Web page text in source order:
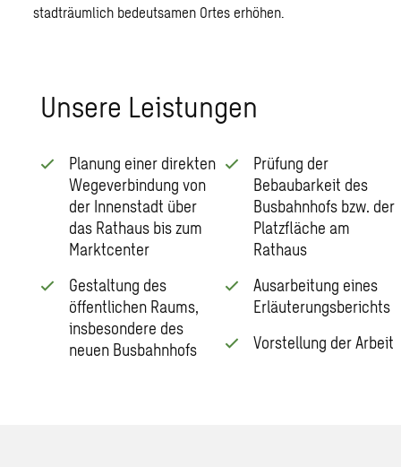
stadträumlich bedeutsamen Ortes erhöhen.
Un­se­re Leis­tun­gen
Planung einer direkten
Wegeverbindung von
der Innenstadt über
das Rathaus bis zum
Marktcenter
Gestaltung des
öffentlichen Raums,
insbesondere des
neuen Busbahnhofs
Prüfung der
Bebaubarkeit des
Busbahnhofs bzw. der
Platzfläche am
Rathaus
Ausarbeitung eines
Erläuterungsberichts
Vorstellung der Arbeit